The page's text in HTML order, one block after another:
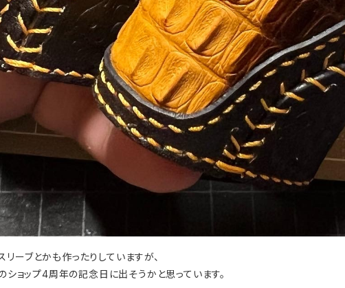
ーブとかも作ったりしていますが、
ョップ4周年の記念日に出そうかと思っています。